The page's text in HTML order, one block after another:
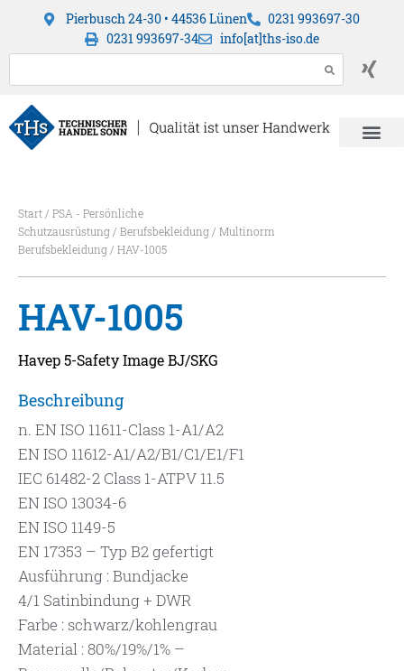
Pierbusch 24-30 • 44536 Lünen
0231 993697-30
0231 993697-34
info[at]ths-iso.de
Start/ PSA - Persönliche
Schutzausrüstung/ Berufsbekleidung/ Multinorm
Berufsbekleidung/ HAV-1005
HAV-1005
Havep 5-Safety Image BJ/SKG
Beschreibung
n. EN ISO 11611-Class 1-A1/A2
EN ISO 11612-A1/A2/B1/C1/E1/F1
IEC 61482-2 Class 1-ATPV 11.5
EN ISO 13034-6
EN ISO 1149-5
EN 17353 – Typ B2 gefertigt
Ausführung : Bundjacke
4/1 Satinbindung + DWR
Farbe : schwarz/kohlengrau
Material : 80%/19%/1% –